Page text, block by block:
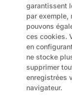
garantissent
par exemple,
pouvons
ces cookies.
en
ne stocke
supprimer
enregistrées
navigateur.